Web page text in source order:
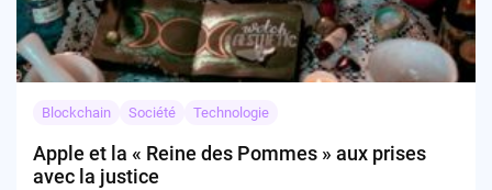
Blockchain Société Technologie
Apple et la « Reine des Pommes » aux prises
avec la justice